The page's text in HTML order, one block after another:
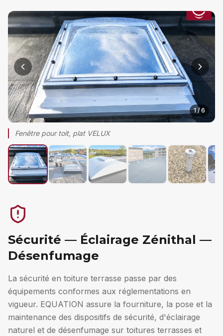
1/6
Fenêtre pour toit, plat VELUX
Sécurité — Éclairage Zénithal —
Désenfumage
La sécurité en toiture terrasse passe par des
équipements conformes aux réglementations en
vigueur. EQUATION assure la fourniture, la pose et la
maintenance des dispositifs de sécurité, d'éclairage
naturel et de désenfumage sur toitures terrasses et